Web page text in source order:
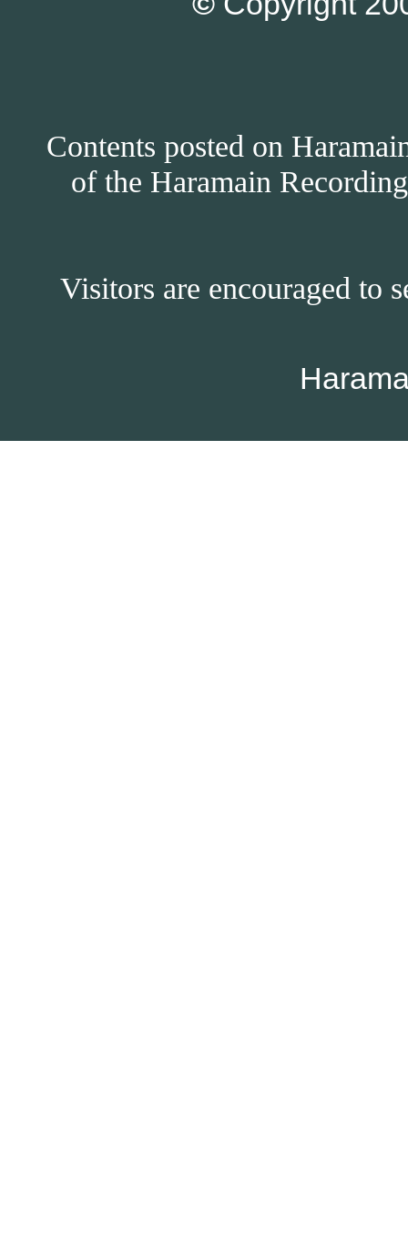
Contents posted on
of the Haramain
Visitors are encouraged to